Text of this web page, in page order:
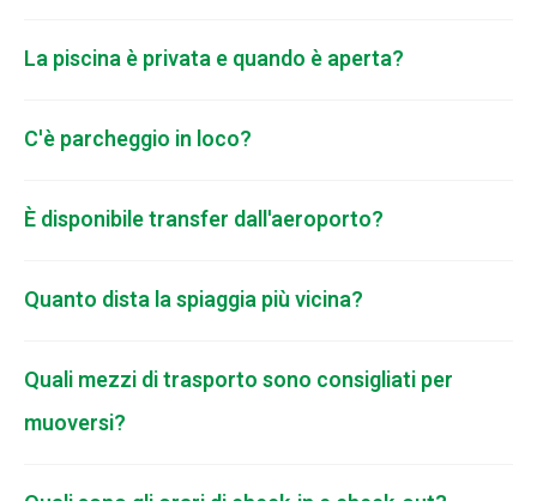
La piscina è privata e quando è aperta?
C'è parcheggio in loco?
È disponibile transfer dall'aeroporto?
Quanto dista la spiaggia più vicina?
Quali mezzi di trasporto sono consigliati per
muoversi?